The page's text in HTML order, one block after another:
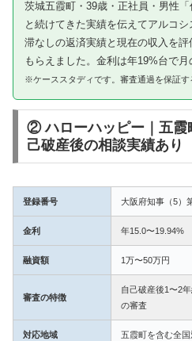
茨城五霞町・39歳・正社員・男性
と続けてきた実績を伝えてアルコ
滞なしの返済実績と現在の収入を
もらえました。金利は年19%台で月
※ケーススタディです。審査通過を保証す
② ハローハッピー｜五霞
己破産後の相談実績あり
登録番号 大阪府知事（5）
金利 年15.0〜19.94%
融資額 1万〜50万円
審査の特徴
自己破産後1〜2
の審査
対応地域 五霞町を含む全国